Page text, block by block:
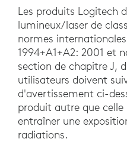
Les produits Logitech
lumineux/laser de
normes
1994+A1+A2: 2001 et
section de chapitre J,
utilisateurs doivent
d'avertissement ci-
produit autre que
entraîner une
radiations.